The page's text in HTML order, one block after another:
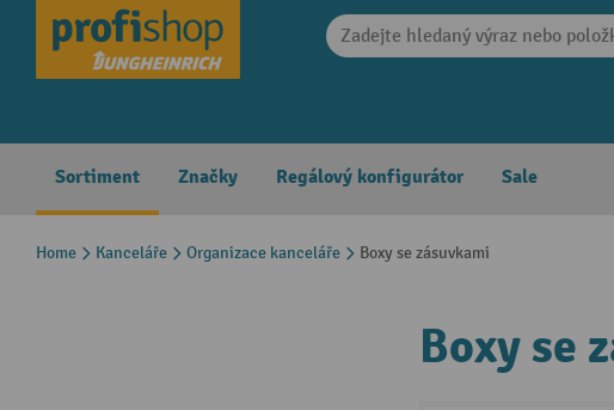
Skip to main navigation
Sortiment Značky Regálový konfigurátor Sale
Home Kanceláře Organizace kanceláře Boxy se zásuvkami
Boxy se